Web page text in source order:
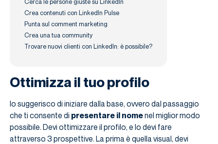
Crea contenuti con LinkedIn Pulse
Punta sul comment marketing
Crea una tua community
Trovare nuovi clienti con LinkedIn: è possibile?
Ottimizza il tuo profilo
Io suggerisco di iniziare dalla base, ovvero dal passaggio
che ti consente di presentare il nomenel miglior modo
possibile. Devi ottimizzare il profilo, e lo devi fare
attraverso 3 prospettive. La prima è quella visual, devi